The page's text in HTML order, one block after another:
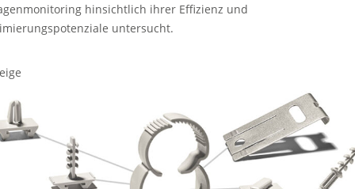
hinsichtlich ihrer Effizienz und
untersucht.